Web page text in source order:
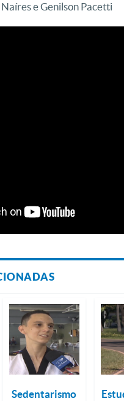
e Genilson Pacetti
Sedentarismo